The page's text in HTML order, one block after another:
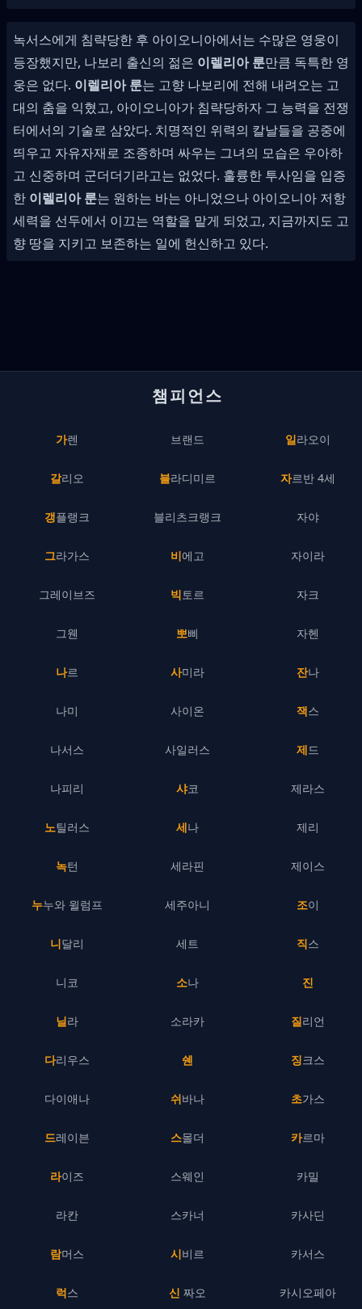
녹서스에게 침략당한 후 아이오니아에서는 수많은 영웅이
등장했지만, 나보리 출신의 젊은 이렐리아 룬만큼 독특한 영
웅은 없다. 이렐리아 룬는 고향 나보리에 전해 내려오는 고
대의 춤을 익혔고, 아이오니아가 침략당하자 그 능력을 전쟁
터에서의 기술로 삼았다. 치명적인 위력의 칼날들을 공중에
띄우고 자유자재로 조종하며 싸우는 그녀의 모습은 우아하
고 신중하며 군더더기라고는 없었다. 훌륭한 투사임을 입증
한 이렐리아 룬는 원하는 바는 아니었으나 아이오니아 저항
세력을 선두에서 이끄는 역할을 맡게 되었고, 지금까지도 고
향 땅을 지키고 보존하는 일에 헌신하고 있다.
챔피언스
가렌
갈리오
갱플랭크
그라가스
그레이브즈
그웬
나르
나미
나서스
나피리
노틸러스
녹턴
누누와 윌럼프
니달리
니코
닐라
다리우스
다이애나
드레이븐
라이즈
라칸
람머스
럭스
브랜드
블라디미르
블리츠크랭크
비에고
빅토르
뽀삐
사미라
사이온
사일러스
샤코
세나
세라핀
세주아니
세트
소나
소라카
쉔
쉬바나
스몰더
스웨인
스카너
시비르
신 짜오
일라오이
자르반 4세
자야
자이라
자크
자헨
잔나
잭스
제드
제라스
제리
제이스
조이
직스
진
질리언
징크스
초가스
카르마
카밀
카사딘
카서스
카시오페아